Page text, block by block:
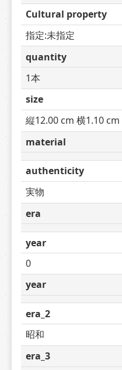
Cultural property
指定:未指定
quantity
1本
size
縦12.00 cm 横1.10 cm
material
authenticity
実物
era
year
0
year
era_2
昭和
era_3